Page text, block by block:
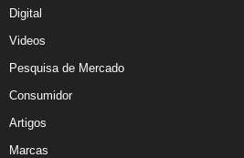
Digital
Videos
Pesquisa de Mercado
Consumidor
Artigos
Marcas